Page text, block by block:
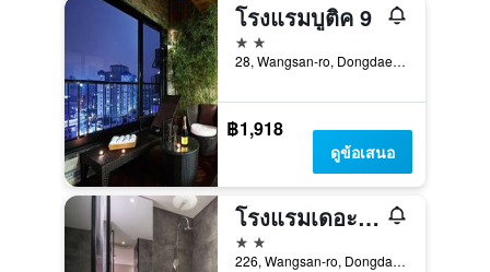
โรงแรมบูติค 9
2 ดาว
28, Wangsan-ro, Dongdaemun-gu, โซล, เกาหลีใต้
฿1,918
ดูข้อเสนอ
โรงแรมเดอะดีไซเนอร์ ชองยางนี
2 ดาว
226, Wangsan-ro, Dongdaemun-gu, โซล, เกาหลีใต้